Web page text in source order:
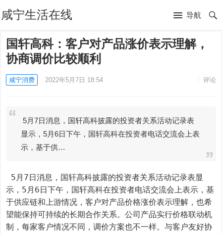
咸宁生活在线 导航
国轩高科：客户对产品涨价表示理解，
协商调价比较顺利
咸宁消费 2022年5月7日 18:54 评论
5月7日消息，国轩高科披露的投资者关系活动记录表
显示，5月6日下午，国轩高科在投资者电话交流会上表
示，基于供…
5月7日消息，国轩高科披露的投资者关系活动记录表显
示，5月6日下午，国轩高科在投资者电话交流会上表示，基
于供应链和上游情况，客户对产品价格涨价表示理解，也希
望能保持可持续的长期合作关系。公司产品实行价格联动机
制，每家客户情况不同，调价方案也不一样。与客户友好协